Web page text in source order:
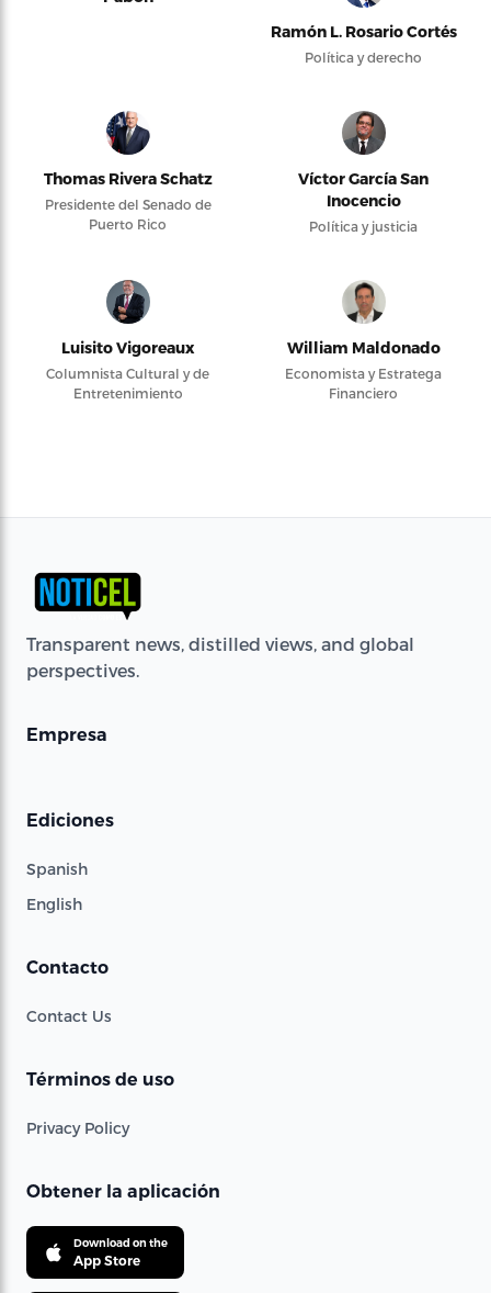
Ramón L. Rosario Cortés
Política y derecho
Thomas Rivera Schatz
Presidente del Senado de
Puerto Rico
Víctor García San
Inocencio
Política y justicia
Luisito Vigoreaux
Columnista Cultural y de
Entretenimiento
William Maldonado
Economista y Estratega
Financiero
Transparent news, distilled views, and global
perspectives.
Empresa
Ediciones
Spanish
English
Contacto
Contact Us
Términos de uso
Privacy Policy
Obtener la aplicación
Download on the
App Store